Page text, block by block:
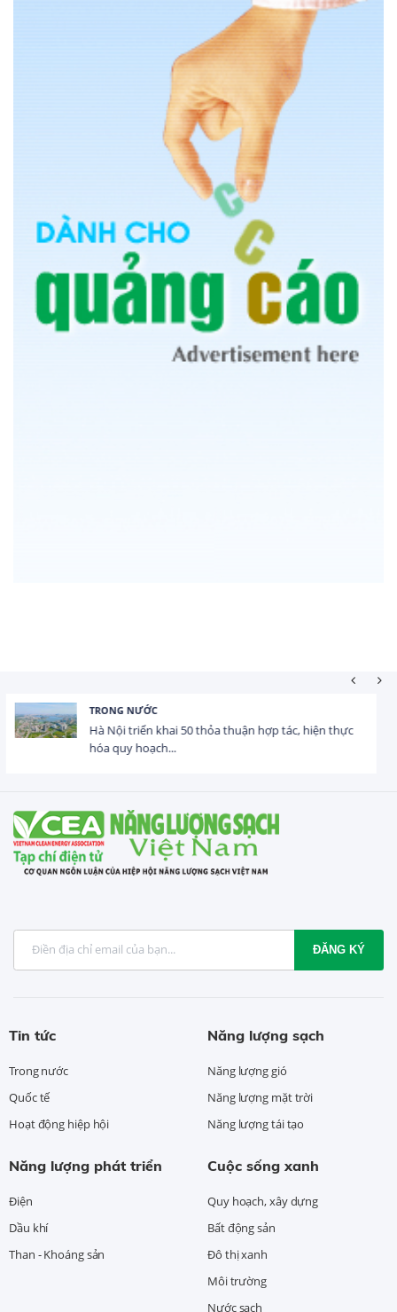
HOẠT ĐỘNG ĐẦU TƯ
Tổng vốn FDI đăng ký vào Việt Nam đạt gần 25 tỷ
USD trong 5 tháng...
ĐĂNG KÝ
Tin tức
Trong nước
Quốc tế
Hoạt động hiệp hội
Năng lượng sạch
Năng lượng gió
Năng lượng mặt trời
Năng lượng tái tạo
Năng lượng phát triển
Điện
Dầu khí
Than - Khoáng sản
Cuộc sống xanh
Quy hoạch, xây dựng
Bất động sản
Đô thị xanh
Môi trường
Nước sạch